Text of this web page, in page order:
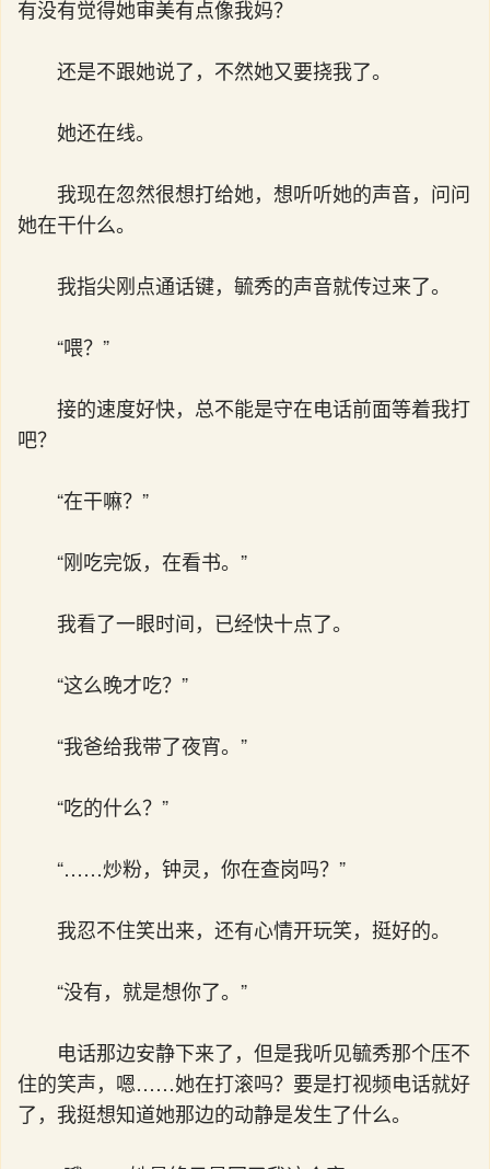
有没有觉得她审美有点像我妈？
还是不跟她说了，不然她又要挠我了。
她还在线。
我现在忽然很想打给她，想听听她的声音，问问
她在干什么。
我指尖刚点通话键，毓秀的声音就传过来了。
“喂？”
接的速度好快，总不能是守在电话前面等着我打
吧？
“在干嘛？”
“刚吃完饭，在看书。”
我看了一眼时间，已经快十点了。
“这么晚才吃？”
“我爸给我带了夜宵。”
“吃的什么？”
“……炒粉，钟灵，你在查岗吗？”
我忍不住笑出来，还有心情开玩笑，挺好的。
“没有，就是想你了。”
电话那边安静下来了，但是我听见毓秀那个压不
住的笑声，嗯……她在打滚吗？要是打视频电话就好
了，我挺想知道她那边的动静是发生了什么。